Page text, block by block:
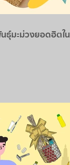
ธุ์มะม่วงยอดฮิตใน